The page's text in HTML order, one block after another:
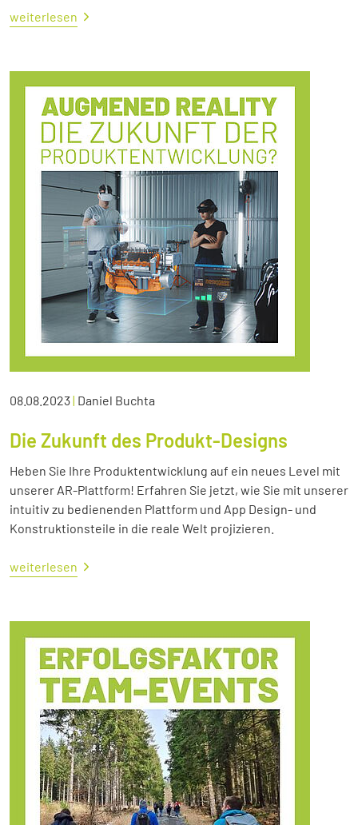
weiterlesen
08.08.2023| Daniel Buchta
Die Zukunft des Produkt-Designs
Heben Sie Ihre Produktentwicklung auf ein neues Level mit
unserer AR-Plattform! Erfahren Sie jetzt, wie Sie mit unserer
intuitiv zu bedienenden Plattform und App Design- und
Konstruktionsteile in die reale Welt projizieren.
weiterlesen